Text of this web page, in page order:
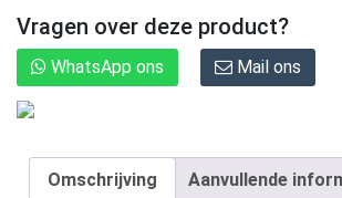
Vragen over deze product?
WhatsApp ons Mail ons
Omschrijving Aanvullende